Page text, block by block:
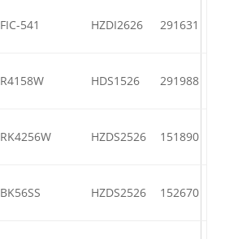
FIC-541 HZDI2626 291631
R4158W HDS1526 291988
RK4256W HZDS2526 151890
BK56SS HZDS2526 152670